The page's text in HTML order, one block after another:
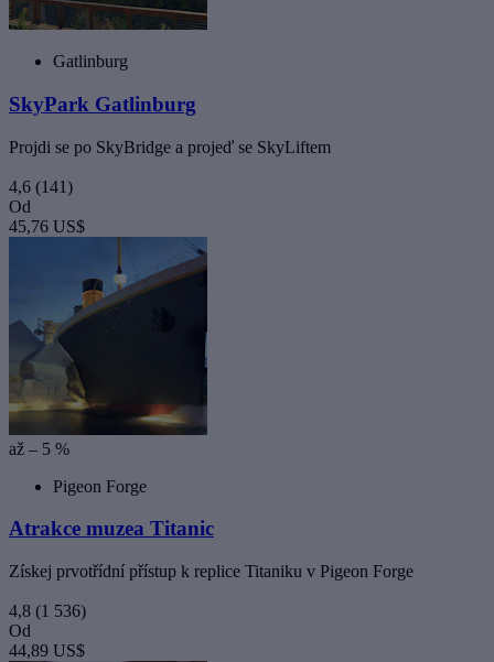
Gatlinburg
SkyPark Gatlinburg
Projdi se po SkyBridge a projeď se SkyLiftem
4,6 (141)
Od
45,76 US$
až – 5 %
Pigeon Forge
Atrakce muzea Titanic
Získej prvotřídní přístup k replice Titaniku v Pigeon Forge
4,8 (1 536)
Od
44,89 US$